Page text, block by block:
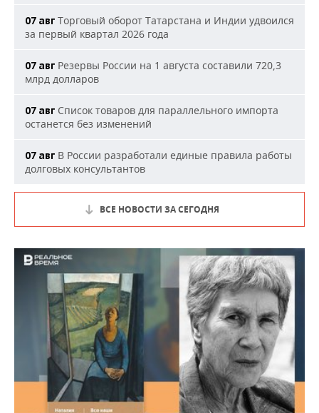
07 авг Торговый оборот Татарстана и Индии удвоился
за первый квартал 2026 года
07 авг Резервы России на 1 августа составили 720,3
млрд долларов
07 авг Список товаров для параллельного импорта
останется без изменений
07 авг В России разработали единые правила работы
долговых консультантов
ВСЕ НОВОСТИ ЗА СЕГОДНЯ